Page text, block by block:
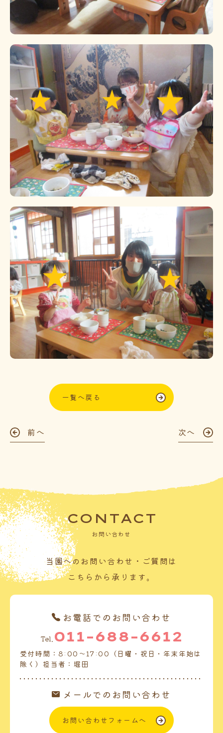
一覧へ戻る
前へ 次へ
CONTACT
お問い合わせ
当園へのお問い合わせ・ご質問は
こちらから承ります。
お電話でのお問い合わせ
Tel. 011-688-6612
受付時間：8:00～17:00（日曜・祝日・年末年始は
除く）担当者：堀田
メールでのお問い合わせ
お問い合わせフォームへ